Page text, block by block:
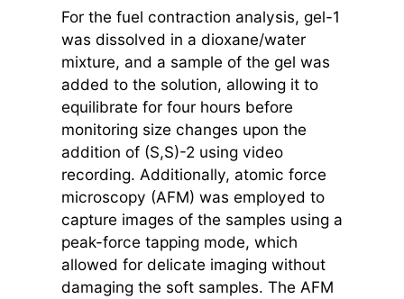
For the fuel contraction analysis, gel-1
was dissolved in a dioxane/water
mixture, and a sample of the gel was
added to the solution, allowing it to
equilibrate for four hours before
monitoring size changes upon the
addition of (S,S)-2 using video
recording. Additionally, atomic force
microscopy (AFM) was employed to
capture images of the samples using a
peak-force tapping mode, which
allowed for delicate imaging without
damaging the soft samples. The AFM